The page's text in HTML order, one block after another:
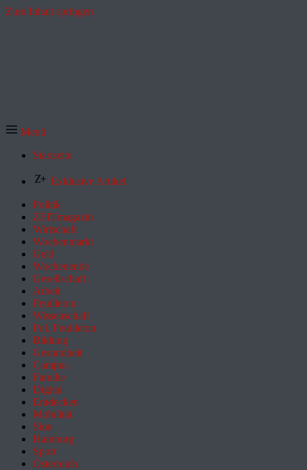
Zum Inhalt springen
Menü
Startseite
Exklusive Artikel
Politik
ZEITmagazin
Wirtschaft
Wochenmarkt
Geld
Wochenende
Gesellschaft
Arbeit
Feuilleton
Wissenschaft
Pol. Feuilleton
Bildung
Gesundheit
Campus
Familie
Digital
Entdecken
Mobilität
Sinn
Hamburg
Sport
Österreich